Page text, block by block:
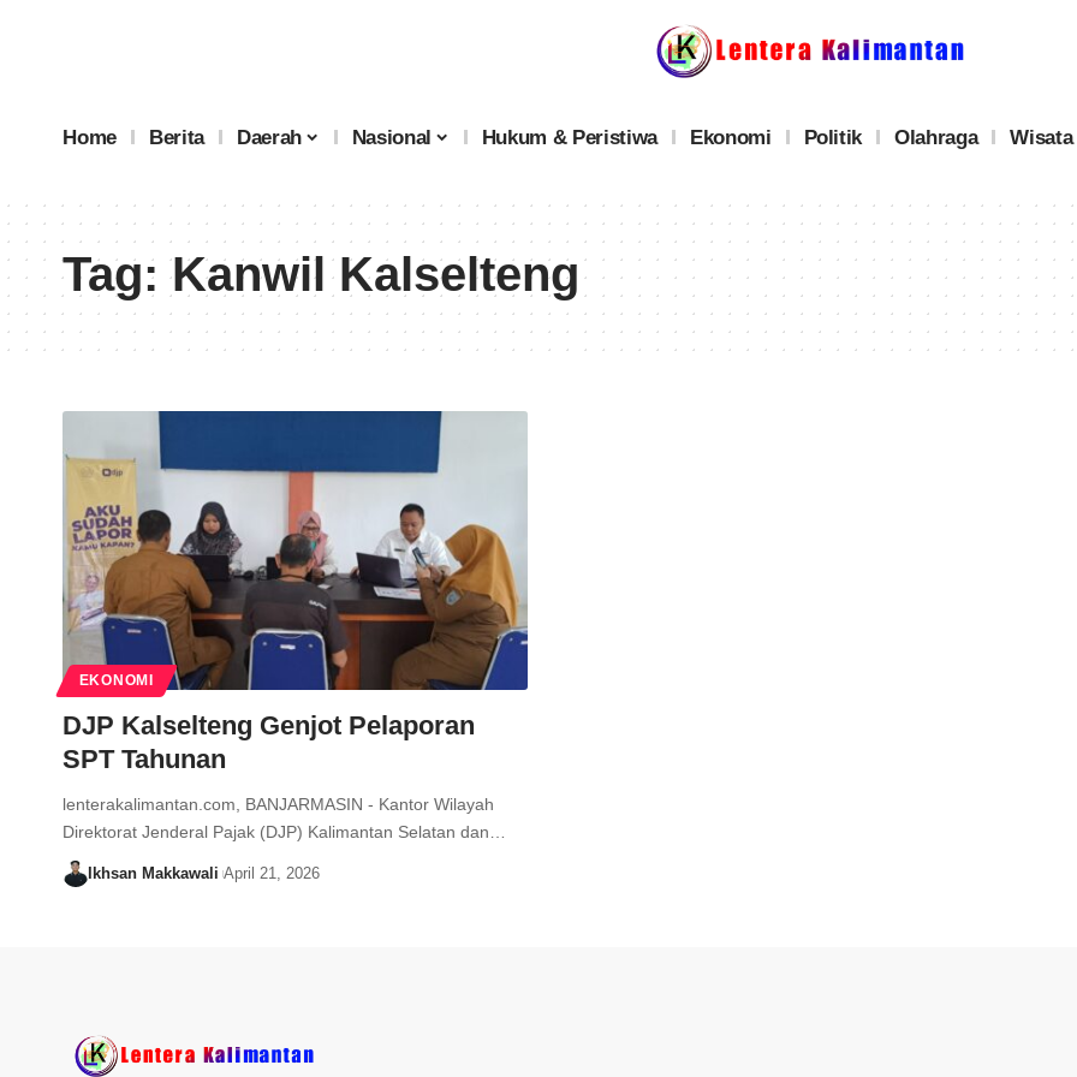
Home Berita Daerah Nasional Hukum & Peristiwa Ekonomi Politik Olahraga Wisata
Tag:Kanwil Kalselteng
EKONOMI
DJP Kalselteng Genjot Pelaporan
SPT Tahunan
lenterakalimantan.com, BANJARMASIN - Kantor Wilayah
Direktorat Jenderal Pajak (DJP) Kalimantan Selatan dan…
Ikhsan Makkawali April 21, 2026